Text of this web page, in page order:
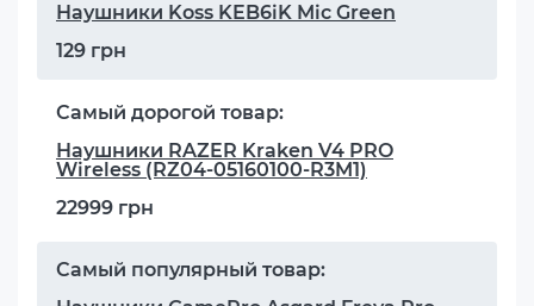
Наушники Koss KEB6iK Mic Green
129 грн
Самый дорогой товар:
Наушники RAZER Kraken V4 PRO
Wireless (RZ04-05160100-R3M1)
22999 грн
Самый популярный товар: